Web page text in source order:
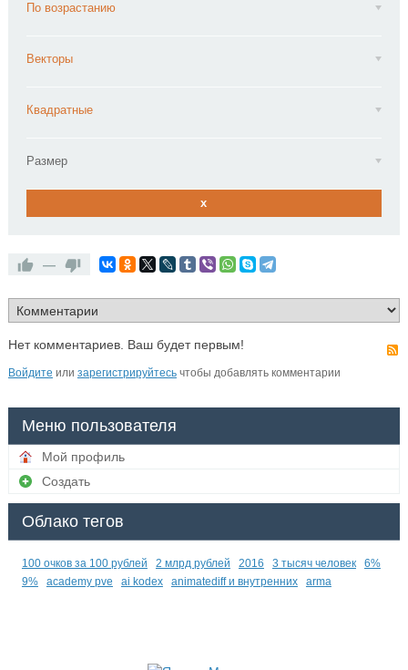
По возрастанию
Векторы
Квадратные
Размер
x
—
Нет комментариев. Ваш будет первым!
Войдите или зарегистрируйтесьчтобы добавлять комментарии
Меню пользователя
Мой профиль
Создать
Облако тегов
100 очков за 100 рублей 2 млрд рублей 2016 3 тысяч человек
6%
9%
academy pve ai kodex animatediff и внутренних arma